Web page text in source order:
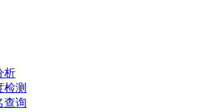
析
检测
查询